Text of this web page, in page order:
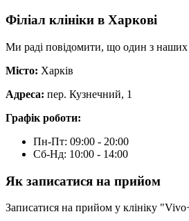
Філіал клініки в Харкові
Ми раді повідомити, що один з наших
Місто: Харків
Адреса: пер. Кузнечний, 1
Графік роботи:
Пн-Пт: 09:00 - 20:00
Сб-Нд: 10:00 - 14:00
Як записатися на прийом
Записатися на прийом у клініку